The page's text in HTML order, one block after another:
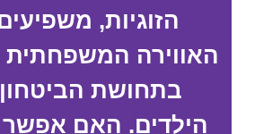
הזוגיות,
האווירה המשפחתית
בתחושת
הילדים. האם אפשר